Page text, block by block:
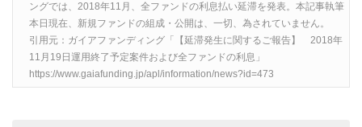
ングでは、2018年11月、全ファンドの利息払い延滞を発表。本記事執筆
本日現在、新規ファンドの組成・公開は、一切、為されていません。
引用元：ガイアファンディング「【延滞発生に関するご報告】 2018年
11月19日運用終了予定案件および全ファンドの利息」
https://www.gaiafunding.jp/apl/information/news?id=473